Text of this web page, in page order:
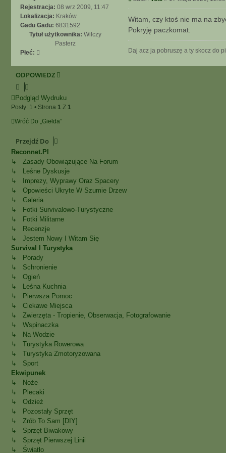
Rejestracja: 08 wrz 2009, 11:47
Lokalizacja: Kraków
Gadu Gadu: 6831592
Tytuł użytkownika: Wilczy
Pasterz
Płeć:
Witam, czy ktoś nie ma na
Pokryję paczkomat.
Daj acz ja pobruszę a ty skocz do
ODPOWIEDZ
Podgląd Wydruku
Posty: 1 • Strona 1 Z 1
Wróć Do „Giełda”
Przejdź Do
Reconnet.pl
↳ Zasady Obowiązujące Na Forum
↳ Leśne Dyskusje
↳ Imprezy, Wyprawy Oraz Spacery
↳ Opowieści Ukryte W Szumie Drzew
↳ Galeria
↳ Fotki Survivalowo-Turystyczne
↳ Fotki Militarne
↳ Recenzje
↳ Jestem Nowy I Witam Się
Survival I Turystyka
↳ Porady
↳ Schronienie
↳ Ogień
↳ Leśna Kuchnia
↳ Pierwsza Pomoc
↳ Ciekawe Miejsca
↳ Zwierzęta - Tropienie, Obserwacja, Fotografowanie
↳ Wspinaczka
↳ Na Wodzie
↳ Turystyka Rowerowa
↳ Turystyka Zmotoryzowana
↳ Sport
Ekwipunek
↳ Noże
↳ Plecaki
↳ Odzież
↳ Pozostały Sprzęt
↳ Zrób To Sam [DIY]
↳ Sprzęt Biwakowy
↳ Sprzęt Pierwszej Linii
↳ Światło